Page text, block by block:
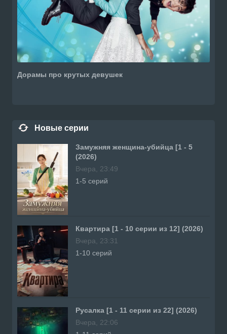
Дорамы про крутых девушек
Новые серии
Замужняя женщина-убийца [1 - 5
(2026)
Вчера, 23:49
1-5 серий
Квартира [1 - 10 серии из 12] (2026)
Вчера, 23:31
1-10 серий
Русалка [1 - 11 серии из 22] (2026)
Вчера, 22:06